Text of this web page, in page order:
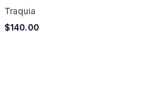
Traquia
$140.00